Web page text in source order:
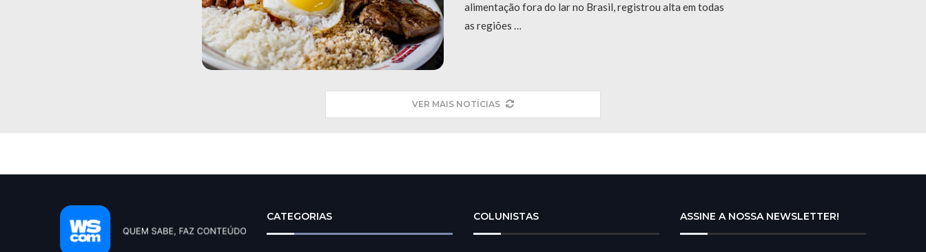
alimentação fora do lar no Brasil, registrou alta em todas
as regiões …
VER MAIS NOTÍCIAS
CATEGORIAS COLUNISTAS ASSINE A NOSSA NEWSLETTER!